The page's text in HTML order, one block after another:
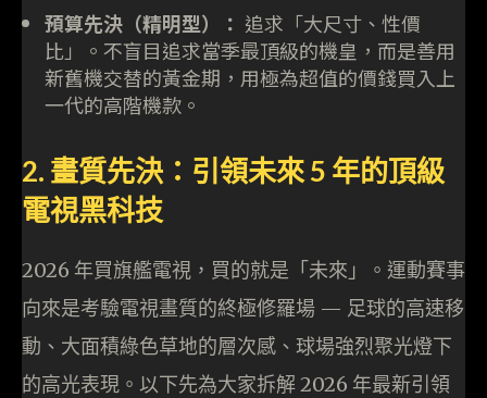
預算先決（精明型）： 追求「大尺寸、性價
比」。不盲目追求當季最頂級的機皇，而是善用
新舊機交替的黃金期，用極為超值的價錢買入上
一代的高階機款。
2. 畫質先決：引領未來 5 年的頂級
電視黑科技
2026 年買旗艦電視，買的就是「未來」。運動賽事
向來是考驗電視畫質的終極修羅場 — 足球的高速移
動、大面積綠色草地的層次感、球場強烈聚光燈下
的高光表現。以下先為大家拆解 2026 年最新引領